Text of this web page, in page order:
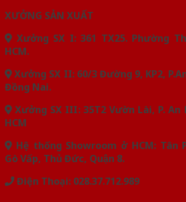
XƯỞNG SẢN XUẤT
Xưởng SX I: 361 TX25. Phường
HCM.
Xưởng SX II: 60/3 Đường 9, KP2,
Đồng Nai.
Xưởng SX III: 35T2 Vườn Lài, P. An
HCM
Hệ thống Showroom ở HCM: Tân
Gò Vấp, Thủ Đức, Quận 8.
Điện Thoại: 028.37.712.989